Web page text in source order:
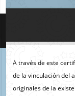
A través de este
de la vinculación del
originales de la